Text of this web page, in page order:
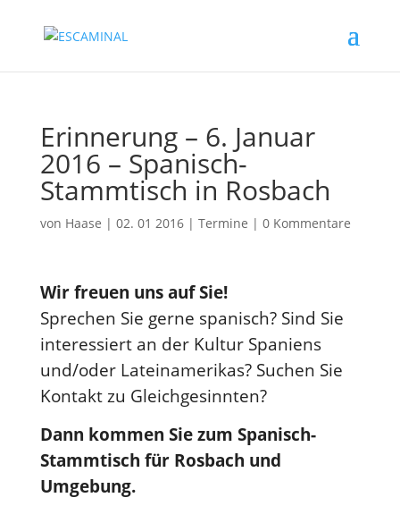
Erinnerung – 6. Januar
2016 – Spanisch-
Stammtisch in Rosbach
von Haase | 02. 01 2016| Termine | 0 Kommentare
Wir freuen uns auf Sie!
Sprechen Sie gerne spanisch? Sind Sie
interessiert an der Kultur Spaniens
und/oder Lateinamerikas? Suchen Sie
Kontakt zu Gleichgesinnten?
Dann kommen Sie zum Spanisch-
Stammtisch für Rosbach und
Umgebung.